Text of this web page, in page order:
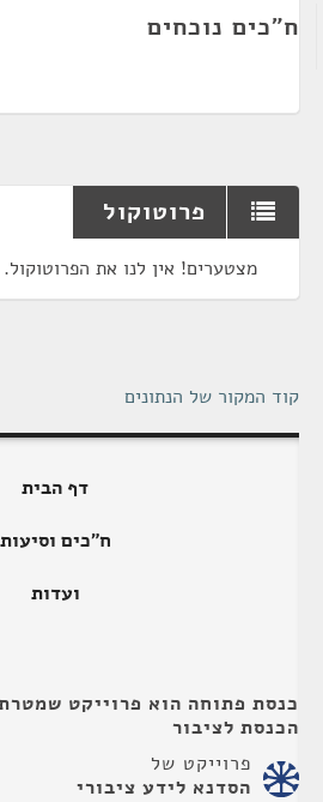
ח"כים נוכחים
פרוטוקול
מצטערים! אין לנו את הפרוטוקול.
קוד המקור של הנתונים
דף הבית
ח"כים וסיעות
ועדות
כנסת פתוחה הוא פרוייקט
הכנסת לציבור
פרוייקט של
הסדנא לידע ציבורי